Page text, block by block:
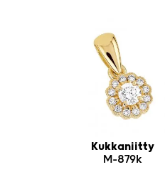
Kukkaniitty
M-879k